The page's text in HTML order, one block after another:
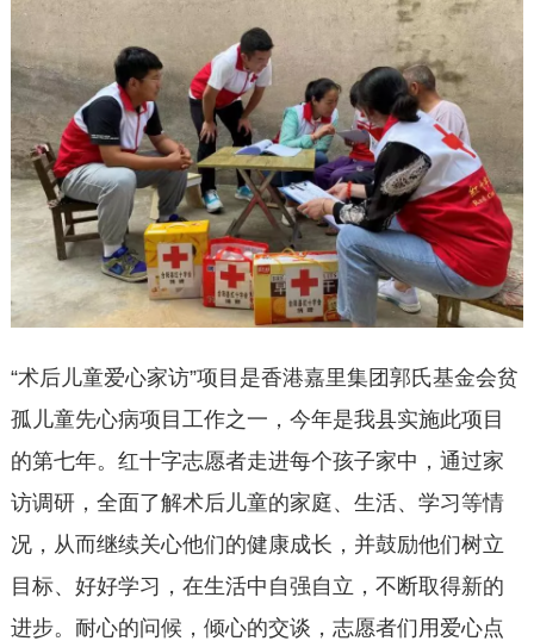
“术后儿童爱心家访”项目是香港嘉里集团郭氏基金会贫
孤儿童先心病项目工作之一，今年是我县实施此项目
的第七年。红十字志愿者走进每个孩子家中，通过家
访调研，全面了解术后儿童的家庭、生活、学习等情
况，从而继续关心他们的健康成长，并鼓励他们树立
目标、好好学习，在生活中自强自立，不断取得新的
进步。耐心的问候，倾心的交谈，志愿者们用爱心点